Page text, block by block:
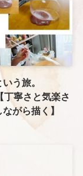
う旅。
丁寧さと気楽さ
がら描く】